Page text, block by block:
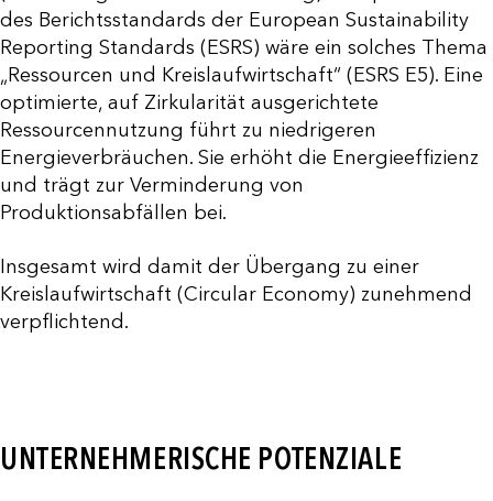
des Berichtsstandards der European Sustainability
Reporting Standards (ESRS) wäre ein solches Thema
„Ressourcen und Kreislaufwirtschaft“ (ESRS E5). Eine
optimierte, auf Zirkularität ausgerichtete
Ressourcennutzung führt zu niedrigeren
Energieverbräuchen. Sie erhöht die Energieeffizienz
und trägt zur Verminderung von
Produktionsabfällen bei.
Insgesamt wird damit der Übergang zu einer
Kreislaufwirtschaft (Circular Economy) zunehmend
verpflichtend.
UNTERNEHMERISCHE POTENZIALE